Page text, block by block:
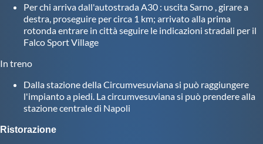
Cookie Policy
Archivio News
Flash News
Galleria fotografica
Per chi arriva dall'autostrada A30 : uscita Sarno , girare a
destra, proseguire per circa 1 km; arrivato alla prima
rotonda entrare in città seguire le indicazioni stradali per il
Falco Sport Village
In treno
Dalla stazione della Circumvesuviana si può raggiungere
l'impianto a piedi. La circumvesuviana si può prendere alla
stazione centrale di Napoli
Ristorazione